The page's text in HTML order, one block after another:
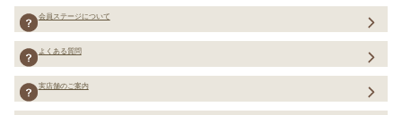
会員ステージについて
よくある質問
実店舗のご案内